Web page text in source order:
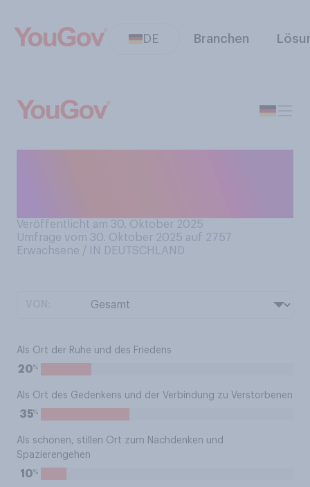
DE Branchen
Veröffentlicht am 30. Oktober 2025
Umfrage vom 30. Oktober 2025 auf 2757
Erwachsene / IN DEUTSCHLAND
Als Ort der Ruhe und des Friedens
20%
Als Ort des Gedenkens und der Verbindung zu Verstorbenen
35%
Als schönen, stillen Ort zum Nachdenken und
Spazierengehen
10%